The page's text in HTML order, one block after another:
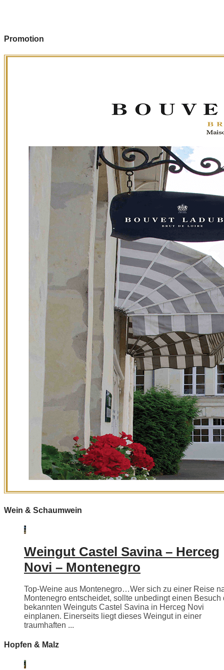
Promotion
Wein & Schaumwein
Weingut Castel Savina – Herceg
Novi – Montenegro
Top-Weine aus Montenegro…Wer sich zu einer Reise
Montenegro entscheidet, sollte unbedingt einen Besuch
bekannten Weinguts Castel Savina in Herceg Novi
einplanen. Einerseits liegt dieses Weingut in einer
traumhaften ...
Hopfen & Malz